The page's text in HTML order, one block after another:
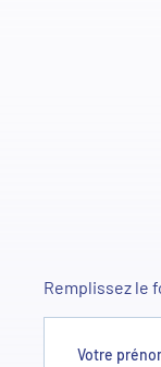
Remplissez le
Votre